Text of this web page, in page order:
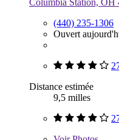
Columbia Station, OH
(440) 235-1306
Ouvert
Distance estimée
9,5 milles